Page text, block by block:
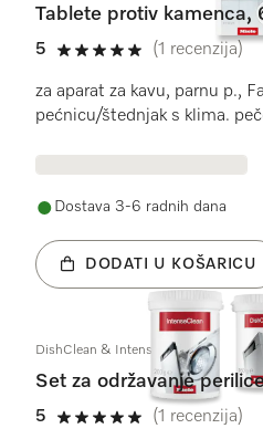
Tablete protiv kamenca,
5
5 od 5
(1 recenzija)
za aparat za kavu, parnu p.,
pećnicu/štednjak s klima.
Dostava 3-6 radnih dana
DODATI U KOŠARICU
DishClean & IntenseClean Set
Set za održavanje
5
5 od 5
(1 recenzija)